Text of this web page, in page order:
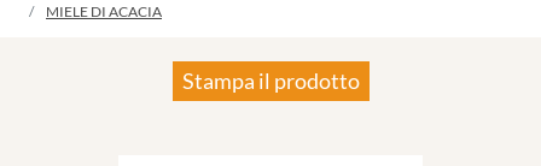
MIELE DI ACACIA
Stampa il prodotto